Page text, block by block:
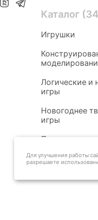
Каталог
Игрушки
Логические и
игры
Новогоднее
игры
Педагогам
Для улучшения работы
разрешаете